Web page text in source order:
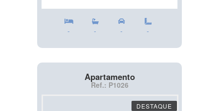
- - - -
Apartamento
Ref.: P1026
DESTAQUE